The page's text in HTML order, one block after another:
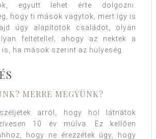
együtt lehet érte dolgozni.
hogy ti mások vagytok, mert így is
úgy alapítotok családot, olyan
feltétellel, ahogy az nektek a
is, ha mások szerint az hülyeség.
MERRE MEGYÜNK?
arról, hogy hol látnátok
10 év múlva. Ez kellően
hogy ne érezzétek úgy, hogy